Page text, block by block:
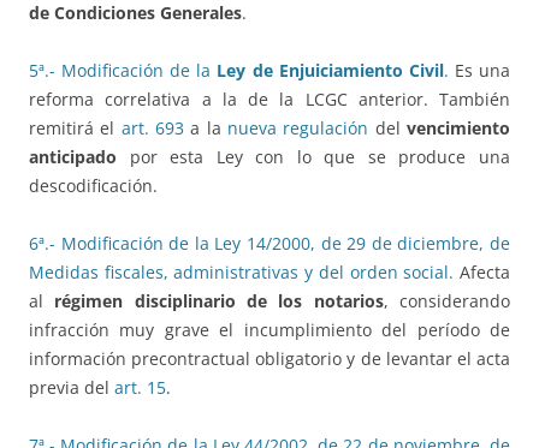
de Condiciones Generales.
5ª.- Modificación de la Ley de Enjuiciamiento Civil. Es una
reforma correlativa a la de la LCGC anterior. También
remitirá el art. 693 a la nueva regulación delvencimiento
anticipado por esta Ley con lo que se produce una
descodificación.
6ª.- Modificación de la Ley 14/2000, de 29 de diciembre, de
Medidas fiscales, administrativas y del orden social. Afecta
al régimen disciplinario de los notarios, considerando
infracción muy grave el incumplimiento del período de
información precontractual obligatorio y de levantar el acta
previa del art. 15.